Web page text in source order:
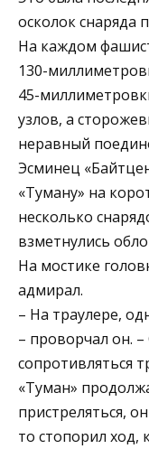
осколок снаряда
На каждом
130-
45-
узлов, а
неравный
Эсминец
«Туману» на
несколько
взметнулись
На мостике
адмирал.
– На траулере,
– проворчал он.
сопротивляться
«Туман»
пристреляться,
то стопорил ход,